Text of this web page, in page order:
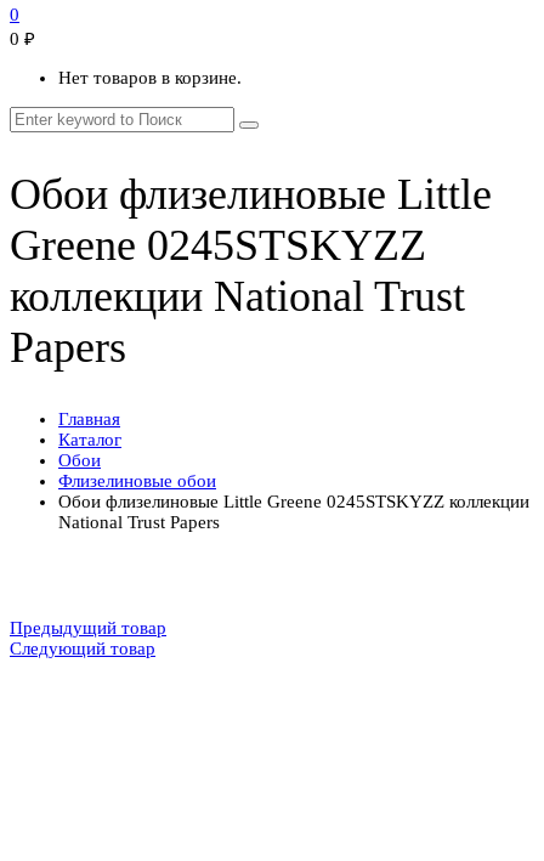
0
0 ₽
Нет товаров в корзине.
Обои флизелиновые Little
Greene 0245STSKYZZ
коллекции National Trust
Papers
Главная
Каталог
Обои
Флизелиновые обои
Обои флизелиновые Little Greene 0245STSKYZZ коллекции
National Trust Papers
Предыдущий товар
Следующий товар